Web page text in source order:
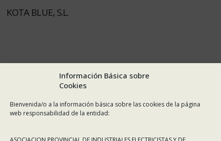
Información Básica sobre
Cookies
Bienvenida/o a la información básica sobre las cookies de la página
web responsabilidad de la entidad:
KOTA BLUE, S.L.